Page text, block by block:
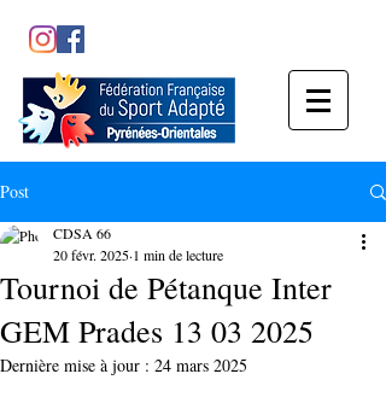
Post
Tournoi de Pétanque Inter
GEM Prades 13 03 2025
CDSA 66
20 févr. 2025 1 min de lecture
Dernière mise à jour : 24 mars 2025